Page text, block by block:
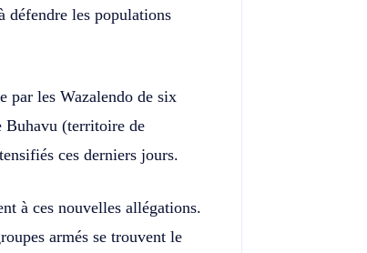
les populations
par les Wazalendo de six
Buhavu (territoire de
ces derniers jours.
à ces nouvelles allégations.
armés se trouvent le